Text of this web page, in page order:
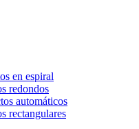
en espiral
redondos
automáticos
rectangulares